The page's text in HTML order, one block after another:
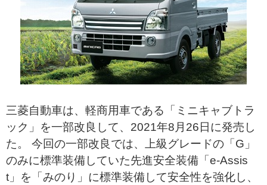
三菱自動車は、軽商用車である「ミニキャブトラ
ック」を一部改良して、2021年8月26日に発売し
た。 今回の一部改良では、上級グレードの「G」
のみに標準装備していた先進安全装備「e-Assis
t」を「みのり」に標準装備して安全性を強化し、